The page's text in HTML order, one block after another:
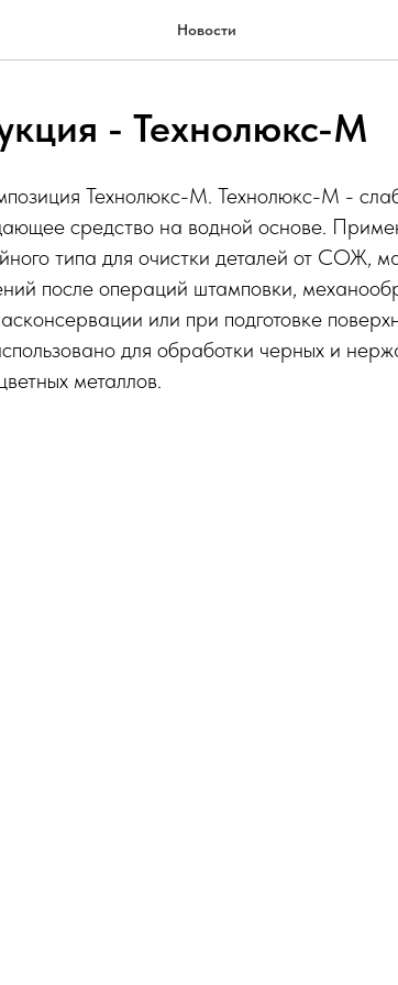
Новости
- Технолюкс-М
Технолюкс-М. Технолюкс-М -
средство на водной основе.
типа для очистки деталей от СОЖ,
после операций штамповки,
или при подготовке
для обработки черных и
металлов.